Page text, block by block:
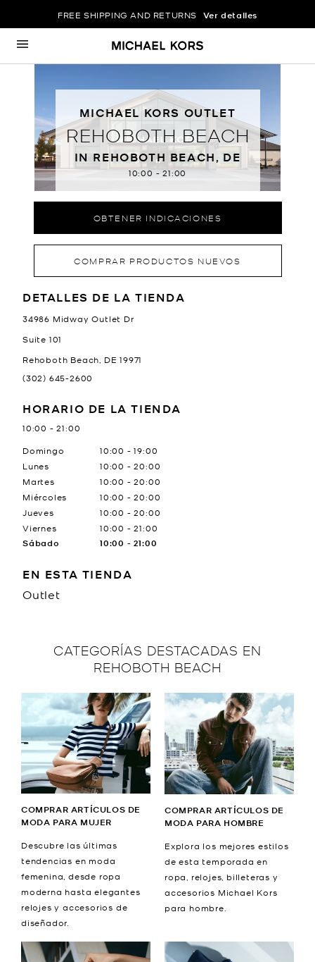
Ir al contenido
FREE SHIPPING AND RETURNS Ver detalles
Volver a navegación
MICHAEL KORS OUTLET
REHOBOTH BEACH
IN REHOBOTH BEACH, DE
10:00-21:00
OBTENER INDICACIONES
COMPRAR PRODUCTOS NUEVOS
LOCATION INFORMATION
DETALLES DE LA TIENDA
34986 Midway Outlet Dr
Suite 101
Rehoboth Beach DE 19971
(302) 645-2600
HORARIO DE LA TIENDA
10:00 -21:00
Día de la semanaHorario
Lunes
10:00 -20:00
Martes
10:00 -20:00
Miércoles
10:00 -20:00
Jueves
10:00 -20:00
Viernes
10:00 -21:00
Sábado 10:00 -21:00
Domingo 10:00 -19:00
EN ESTA TIENDA
Outlet
CATEGORÍAS DESTACADAS EN
REHOBOTH BEACH
COMPRAR ARTÍCULOS DE
MODA PARA MUJER
Descubre las últimas
tendencias en moda
femenina, desde ropa
moderna hasta elegantes
relojes y accesorios de
diseñador.
COMPRAR ARTÍCULOS DE
MODA PARA HOMBRE
Explora los mejores estilos
de esta temporada en
ropa, relojes, billeteras y
accesorios Michael Kors
para hombre.